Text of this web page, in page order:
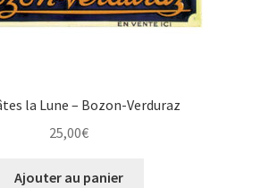
la Lune – Bozon-Verduraz
25,00€
Ajouter au panier